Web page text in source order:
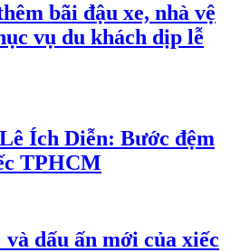
bãi đậu xe, nhà vệ
vụ du khách dịp lễ
Ích Diễn: Bước đệm
TPHCM
dấu ấn mới của xiếc